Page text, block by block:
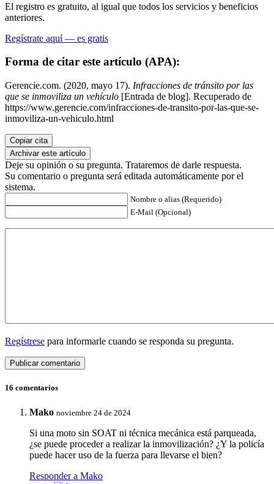
El registro es gratuito, al igual que todos los servicios y beneficios
anteriores.
Regístrate aquí — es gratis
Forma de citar este artículo (APA):
Gerencie.com. (2020, mayo 17). Infracciones de tránsito por las
que se inmoviliza un vehículo [Entrada de blog]. Recuperado de
https://www.gerencie.com/infracciones-de-transito-por-las-que-se-
inmoviliza-un-vehiculo.html
Copiar cita
Archivar este artículo
Deje su opinión o su pregunta. Trataremos de darle respuesta.
Su comentario o pregunta será editada automáticamente por el
sistema.
Nombre o alias (Requerido)
E-Mail (Opcional)
Regístrese para informarle cuando se responda su pregunta.
16 comentarios
Mako noviembre 24 de 2024
Si una moto sin SOAT ni técnica mecánica está parqueada,
¿se puede proceder a realizar la inmovilización? ¿Y la policía
puede hacer uso de la fuerza para llevarse el bien?
Responder a Mako